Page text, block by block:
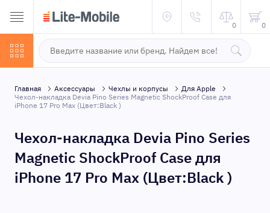
0 0
Главная Аксессуары Чехлы и корпусы
Для Apple
Чехол-накладка Devia Pino Series Magnetic ShockProof Case для
iPhone 17 Pro Max (Цвет:Black )
Чехол-накладка Devia Pino Series
Magnetic ShockProof Case для
iPhone 17 Pro Max (Цвет:Black )